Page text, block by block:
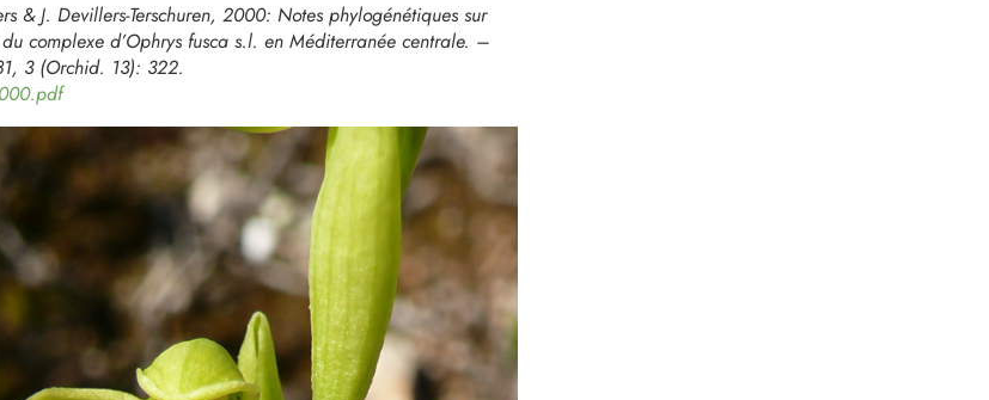
& J. Devillers-Terschuren, 2000: Notes phylogénétiques sur
du complexe d’Ophrys fusca s.l. en Méditerranée centrale. –
3 (Orchid. 13): 322.